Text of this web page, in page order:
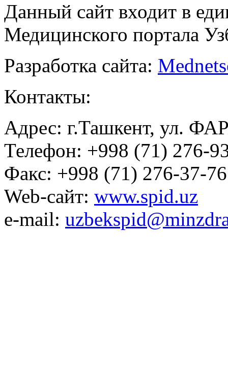
Данный сайт входит в
Медицинского портала
Разработка сайта:
Контакты:
Адрес: г.Ташкент, ул.
Телефон: +998 (71) 276-
Факс: +998 (71) 276-37-76
Web-сайт: www.spid.uz
e-mail: